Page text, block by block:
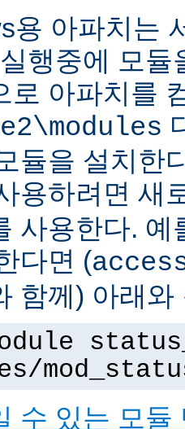
용 아파치는
행중에 모듈
로 아파치를
듈을 설치한
용하려면 새
사용한다. 예
다면 (
함께) 아래와
수 있는 모듈